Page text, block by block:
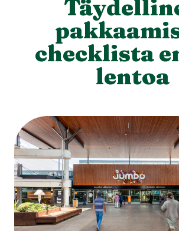
checklista
lentoa